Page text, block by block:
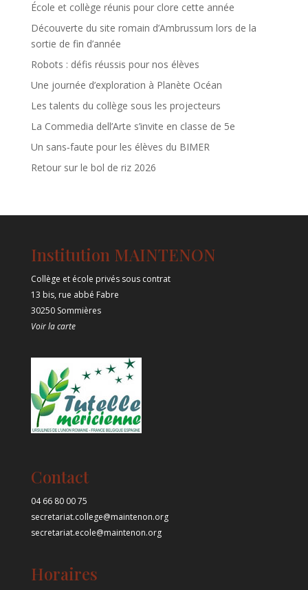
École et collège réunis pour clore cette année
Découverte du site romain d’Ambrussum lors de la
sortie de fin d’année
Robots : défis réussis pour nos élèves
Une journée d’exploration à Planète Océan
Les talents du collège sous les projecteurs
La Commedia dell’Arte s’invite en classe de 5e
Un sans‑faute pour les élèves du BIMER
Retour sur le bol de riz 2026
Institution MAINTENON
Collège et école privés sous contrat
13 bis, rue abbé Fabre
30250 Sommières
Voir la carte
Contact
04 66 80 00 75
secretariat.college@maintenon.org
secretariat.ecole@maintenon.org
Horaires